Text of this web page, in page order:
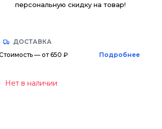
персональную скидку на товар!
ДОСТАВКА
— от 650 ₽
Подробнее
Нет в наличии